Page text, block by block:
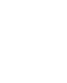
220-